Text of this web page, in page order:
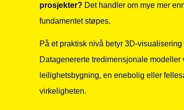
prosjekter? Det handler om mye mer
fundamentet støpes.
På et praktisk nivå betyr 3D-
Datagenererte tredimensjonale
leilighetsbygning, en enebolig eller
virkeligheten.